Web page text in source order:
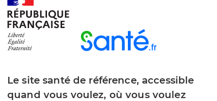
Le site santé de référence, accessible
quand vous voulez, où vous voulez